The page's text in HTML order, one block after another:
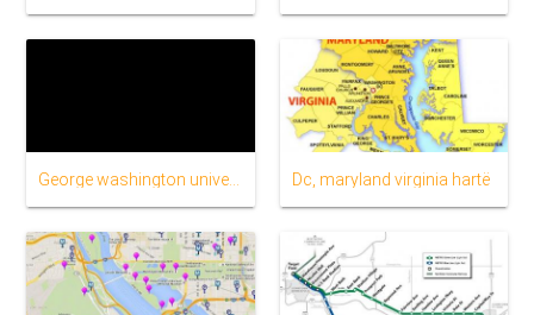
George washington university hartë Dc, maryland virginia hartë